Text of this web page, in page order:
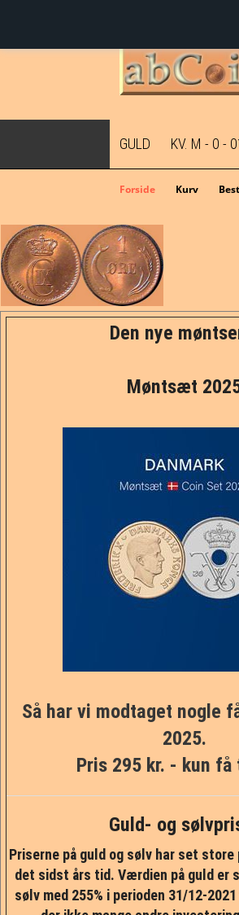
GULD KV. M - 0 -
Mønter i
Forside Kurv
Den nye
Møntsæt
Så har vi modtaget nogle
2025.
Pris 295 kr. - kun få
Guld- og
Priserne på guld og sølv har set
det sidst års tid. Værdien på guld er
sølv med 255% i perioden 31/12-